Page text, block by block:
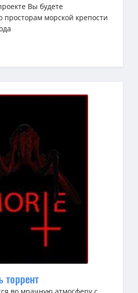
Вы будете
просторам морской крепости
торрент
во мрачную атмосферу с